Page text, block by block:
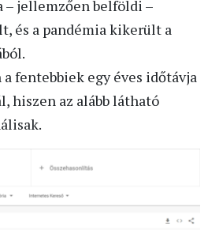
– jellemzően belföldi –
és a pandémia kikerült a
fentebbiek egy éves időtávja
hiszen az alább látható